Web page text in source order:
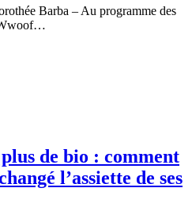
Barba – Au programme des
Wwoof…
de bio : comment
l’assiette de ses